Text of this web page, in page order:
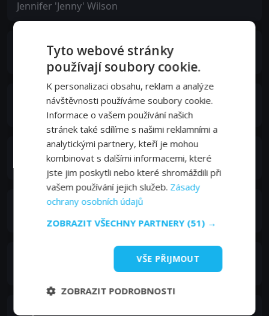
Jennifer 'Jenny' Wilson
William Lucking
Warehouse Foreman
Matthew Kimbrough
Tom Johannson
John Robotham
Rick (Valentine's Bodyguard)
Steve Heinze
Larry (Valentine's Bodyguard)
Tyto webové stránky
používají soubory cookie.
K personalizaci obsahu, reklam a analýze
návštěvnosti používáme soubory cookie.
Informace o vašem používání našich
stránek také sdílíme s našimi reklamními a
analytickými partnery, kteří je mohou
kombinovat s dalšími informacemi, které
jste jim poskytli nebo které shromáždili při
vašem používání jejich služeb. Zásady
ochrany osobních údajů
ZOBRAZIT VŠECHNY PARTNERY (51) →
VŠE PŘIJMOUT
ZOBRAZIT PODROBNOSTI